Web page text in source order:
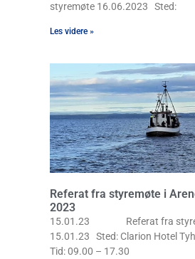
styremøte 16.06.2023 Sted:
Les videre »
Referat fra styremøte i
2023
15.01.23 Referat fra
15.01.23 Sted: Clarion Hotel
Tid: 09.00 – 17.30